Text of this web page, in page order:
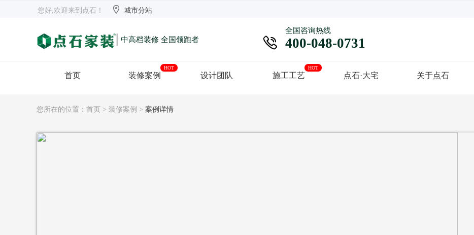
欢迎来到点石  长沙 【切换】
您好,欢迎来到点石！  城市分站
| 中高档装修 全国领跑者 
全国咨询热线
400-048-0731
首页 装修案例
HOT
设计团队 施工工艺
HOT
点石·大宅 关于点石
您所在的位置： 首页 > 装修案例 > 案例详情